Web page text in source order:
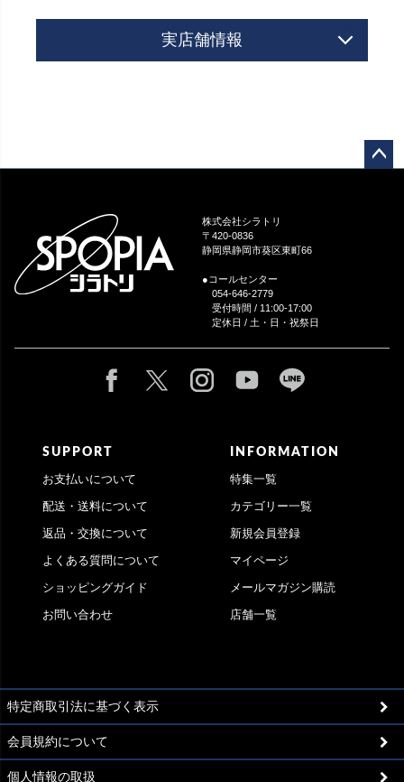
実店舗情報
株式会社シラトリ
〒420-0836
静岡県静岡市葵区東町66
●コールセンター
054-646-2779
受付時間 / 11:00-17:00
定休日 / 土・日・祝祭日
SUPPORT
お支払いについて
配送・送料について
返品・交換について
よくある質問について
ショッピングガイド
お問い合わせ
INFORMATION
特集一覧
カテゴリー一覧
新規会員登録
マイページ
メールマガジン購読
店舗一覧
特定商取引法に基づく表示
会員規約について
個人情報の取扱